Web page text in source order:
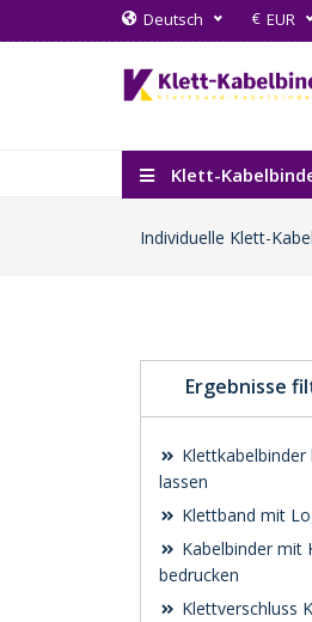
Deutsch € EUR
Klett-
Individuelle Klett-
Ergebnisse
Klettkabelbinder
lassen
Klettband mit
Kabelbinder mit
bedrucken
Klettverschluss